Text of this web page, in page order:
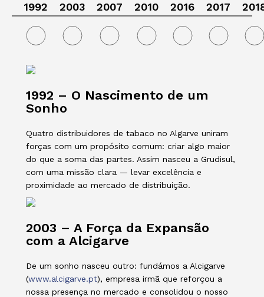
1992 2003 2007 2010 2016 2017
1992 – O Nascimento de um
Sonho
Quatro distribuidores de tabaco no Algarve uniram
forças com um propósito comum: criar algo maior
do que a soma das partes. Assim nasceu a Grudisul,
com uma missão clara — levar excelência e
proximidade ao mercado de distribuição.
2003 – A Força da Expansão
com a Alcigarve
De um sonho nasceu outro: fundámos a Alcigarve
(www.alcigarve.pt), empresa irmã que reforçou a
nossa presença no mercado e consolidou o nosso